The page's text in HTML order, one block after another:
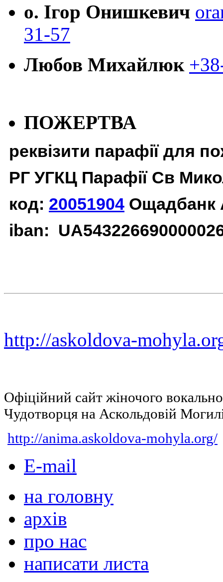
о. Ігор Онишкевич
31-57
Любов Михайлюк
ПОЖЕРТВА
реквізити парафії для
РГ УГКЦ Парафії Св
код: 20051904 Ощадбанк
iban:
http://askoldova-
Офіційний сайт жіночого
Чудотворця на Аскольдовій
http://anima.askoldova-mohyla.org/
E-mail
на головну
архів
про нас
написати листа